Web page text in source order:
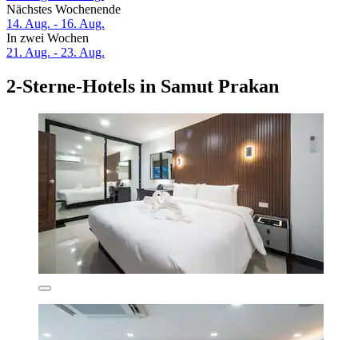
Nächstes Wochenende
14. Aug. - 16. Aug.
In zwei Wochen
21. Aug. - 23. Aug.
2-Sterne-Hotels in Samut Prakan